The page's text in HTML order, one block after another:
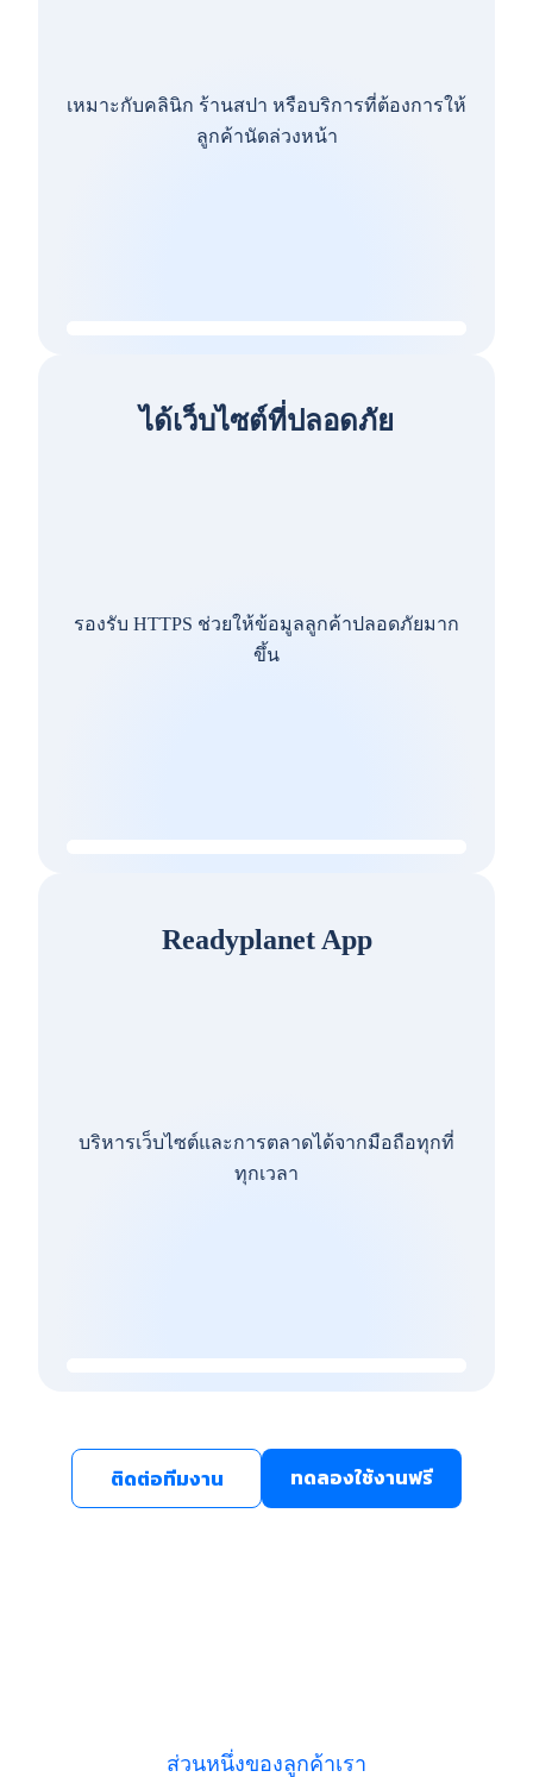
เหมาะกับคลินิก ร้านสปา หรือบริการที่ต้องการให้
ลูกค้านัดล่วงหน้า
ได้เว็บไซต์ที่ปลอดภัย
รองรับ HTTPS ช่วยให้ข้อมูลลูกค้าปลอดภัยมาก
ขึ้น
Readyplanet App
บริหารเว็บไซต์และการตลาดได้จากมือถือทุกที่
ทุกเวลา
ติดต่อทีมงาน ทดลองใช้งานฟรี
ส่วนหนึ่งของลูกค้าเรา